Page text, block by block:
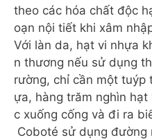
theo các hóa chất độc
oạn nội tiết khi xâm
Với làn da, hạt vi nhựa
n thương nếu sử dụng
rường, chỉ cần một tuýp
ựa, hàng trăm nghìn
c xuống cống và đi ra
Coboté sử dụng đường